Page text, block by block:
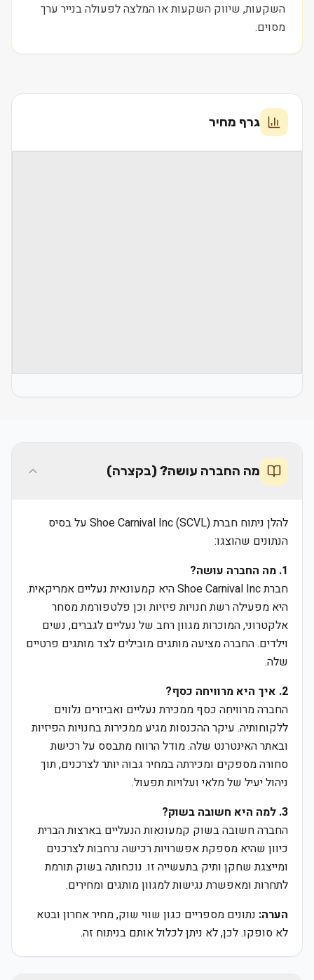
השקעות, שיווק השקעות או המלצה לפעולה בנייר ערך
מסוים.
גרף מחיר
מה החברה עושה? (בקצרה)
להלן ניתוח חברת Shoe Carnival Inc (SCVL) על בסיס
הנתונים שהוצגו:
1. מה החברה עושה?
חברת Shoe Carnival Inc היא קמעונאית נעליים אמריקאית.
היא מפעילה רשת חנויות פיזיות וכן פלטפורמת מסחר
אלקטרוני, המוכרות מגוון רחב של נעליים לגברים, נשים
וילדים. החברה מציעה מותגים מובילים לצד מותגים פרטיים
שלה.
2. איך היא מרוויחה כסף?
החברה מרוויחה כסף ממכירת נעליים ואביזרים נלווים
ללקוחותיה. עיקר ההכנסות מגיע ממכירות בחנויות הפיזיות
ובאתר האינטרנט שלה. מודל הרווח מתבסס על רכישת
סחורה מספקים ומכירתה במחיר גבוה יותר לצרכנים, תוך
ניהול יעיל של מלאי ועלויות תפעול.
3. למה היא חשובה בשוק?
החברה חשובה בשוק קמעונאות הנעליים בארצות הברית
כיוון שהיא מספקת אפשרויות רכישה נרחבות לצרכנים
ומייצגת שחקן ותיק בתעשייה זו. נוכחותה בשוק תורמת
לתחרות ומאפשרת נגישות למגוון מותגים ומחירים.
הערה: נתונים מספריים כגון שווי שוק, מחיר אחרון ובטא
לא סופקו. לכן, לא ניתן לכלול אותם בניתוח זה.